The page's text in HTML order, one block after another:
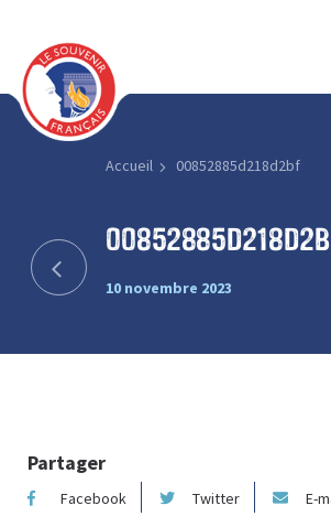
Accueil 00852885d218d2bf
10 novembre 2023
Partager
Facebook Twitter E-